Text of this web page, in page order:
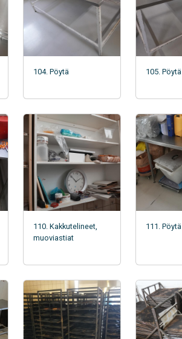
104. Pöytä 105. Pöytä
110. Kakkutelineet,
muoviastiat
111. Pöytä